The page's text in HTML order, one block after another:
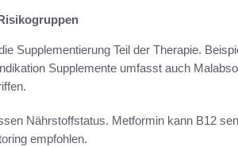
Supplementierung Teil der Therapie.
Supplemente umfasst auch
Nährstoffstatus. Metformin kann B12
empfohlen.